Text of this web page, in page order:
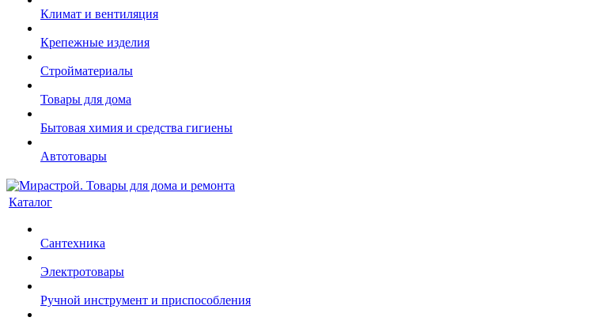
Климат и вентиляция
Крепежные изделия
Стройматериалы
Товары для дома
Бытовая химия и средства гигиены
Автотовары
Каталог
Сантехника
Электротовары
Ручной инструмент и приспособления